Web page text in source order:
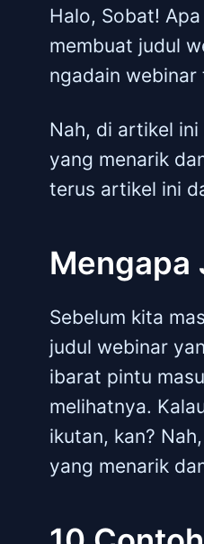
Halo, Sobat!
membuat judul
ngadain webinar
Nah, di artikel
yang menarik
terus artikel ini
Mengapa
Sebelum kita
judul webinar
ibarat pintu
melihatnya.
ikutan, kan?
yang menarik